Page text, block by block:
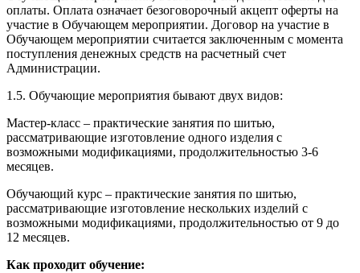
оплаты. Оплата означает безоговорочный акцепт оферты на
участие в Обучающем мероприятии. Договор на участие в
Обучающем мероприятии считается заключенным с момента
поступления денежных средств на расчетный счет
Администрации.
1.5. Обучающие мероприятия бывают двух видов:
Мастер-класс – практические занятия по шитью,
рассматривающие изготовление одного изделия с
возможными модификациями, продолжительностью 3-6
месяцев.
Обучающий курс – практические занятия по шитью,
рассматривающие изготовление нескольких изделий с
возможными модификациями, продолжительностью от 9 до
12 месяцев.
Как проходит обучение: